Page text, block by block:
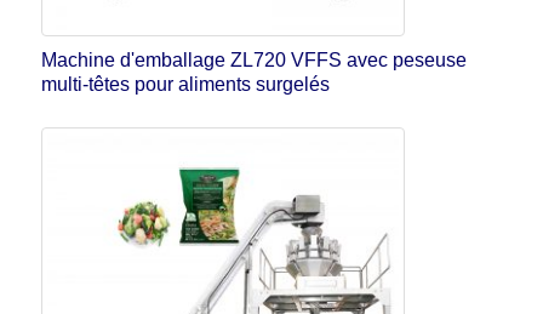
Machine d'emballage ZL720 VFFS avec peseuse
multi-têtes pour aliments surgelés